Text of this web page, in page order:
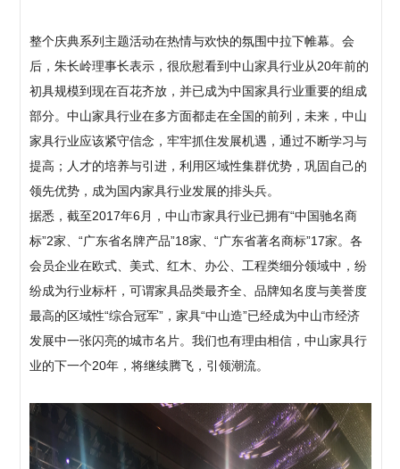
整个庆典系列主题活动在热情与欢快的氛围中拉下帷幕。会
后，朱长岭理事长表示，很欣慰看到中山家具行业从20年前的
初具规模到现在百花齐放，并已成为中国家具行业重要的组成
部分。中山家具行业在多方面都走在全国的前列，未来，中山
家具行业应该紧守信念，牢牢抓住发展机遇，通过不断学习与
提高；人才的培养与引进，利用区域性集群优势，巩固自己的
领先优势，成为国内家具行业发展的排头兵。
据悉，截至2017年6月，中山市家具行业已拥有“中国驰名商
标”2家、“广东省名牌产品”18家、“广东省著名商标”17家。各
会员企业在欧式、美式、红木、办公、工程类细分领域中，纷
纷成为行业标杆，可谓家具品类最齐全、品牌知名度与美誉度
最高的区域性“综合冠军”，家具“中山造”已经成为中山市经济
发展中一张闪亮的城市名片。我们也有理由相信，中山家具行
业的下一个20年，将继续腾飞，引领潮流。